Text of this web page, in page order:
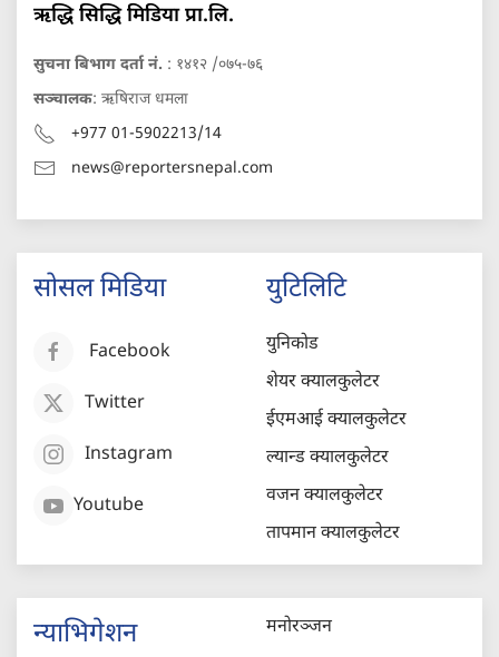
ऋद्धि सिद्धि मिडिया प्रा.लि.
सुचना बिभाग दर्ता नं. : १४१२ /०७५-७६
सञ्चालक: ऋषिराज धमला
+977 01-5902213/14
news@reportersnepal.com
सोसल मिडिया
Facebook
Twitter
Instagram
Youtube
युटिलिटि
युनिकोड
शेयर क्यालकुलेटर
ईएमआई क्यालकुलेटर
ल्यान्ड क्यालकुलेटर
वजन क्यालकुलेटर
तापमान क्यालकुलेटर
न्याभिगेशन
मनोरञ्जन